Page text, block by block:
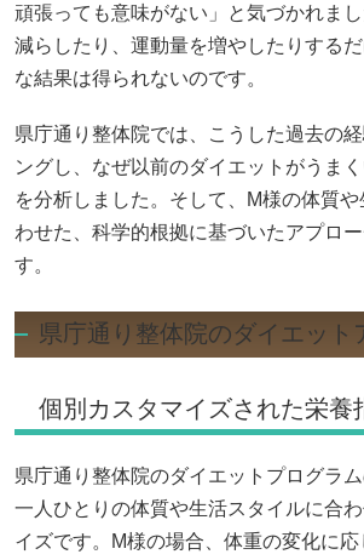
頑張っても意味がない」と気づかれま
減らしたり、運動量を増やしたりする
な結果は得られないのです。
県庁通り整体院では、こうした過去の
ングし、なぜ以前のダイエットがうま
を分析しました。そして、M様の体質
わせた、科学的根拠に基づいたアプロ
す。
県庁通り整体院のダイエット
個別カスタマイズされた栄養
県庁通り整体院のダイエットプログラム
一人ひとりの体質や生活スタイルに合
イズです。M様の場合、体重の変化に